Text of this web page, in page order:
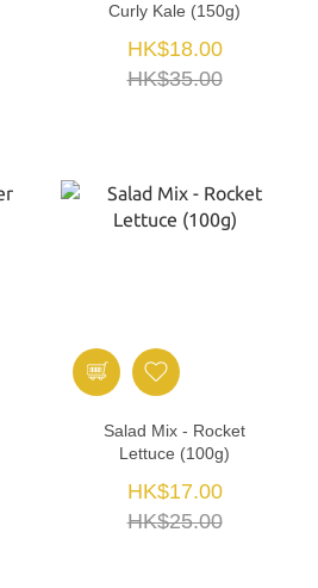
Curly Kale (150g)
HK$18.00
HK$35.00
Salad Mix - Rocket
Lettuce (100g)
HK$17.00
HK$25.00